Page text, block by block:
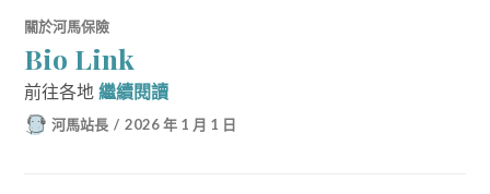
關於河馬保險
Bio Link
前往各地繼續閱讀Bio Link
河馬站長 2026 年 1 月 1 日